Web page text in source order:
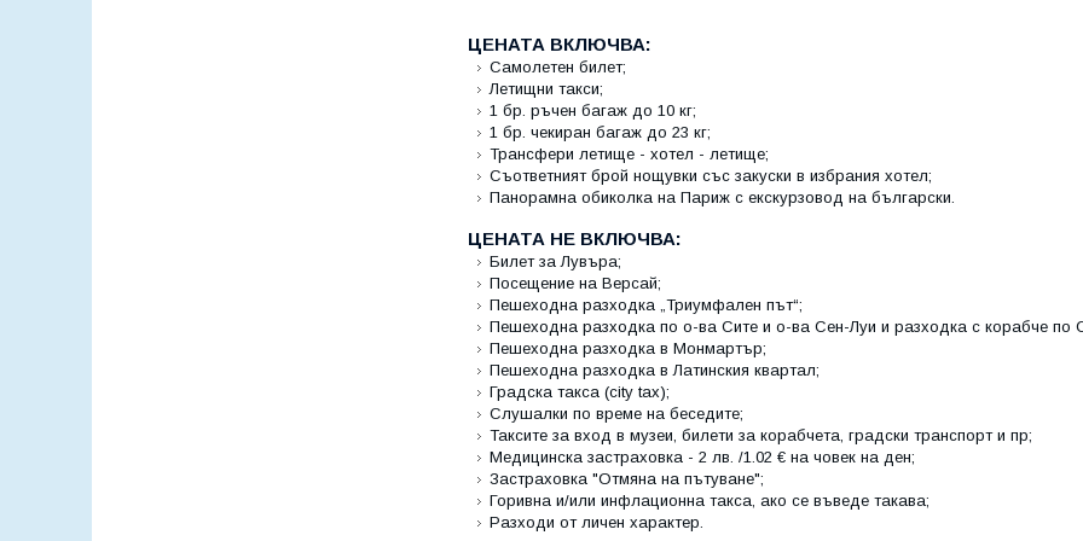
ЦЕНАТА ВКЛЮЧВА:
Самолетен билет;
Летищни такси;
1 бр. ръчен багаж до 10 кг;
1 бр. чекиран багаж до 23 кг;
Трансфери летище - хотел - летище;
Съответният брой нощувки със закуски в избрания хотел;
Панорамна обиколка на Париж с екскурзовод на български.
ЦЕНАТА НЕ ВКЛЮЧВА:
Билет за Лувъра;
Посещение на Версай;
Пешеходна разходка „Триумфален път“;
Пешеходна разходка по о-ва Сите и о-ва Сен-Луи и разходка с корабче по
Пешеходна разходка в Монмартър;
Пешеходна разходка в Латинския квартал;
Градска такса (city tax);
Слушалки по време на беседите;
Таксите за вход в музеи, билети за корабчета, градски транспорт и пр;
Медицинска застраховка - 2 лв. /1.02 € на човек на ден;
Застраховка "Отмяна на пътуване";
Горивна и/или инфлационна такса, ако се въведе такава;
Разходи от личен характер.